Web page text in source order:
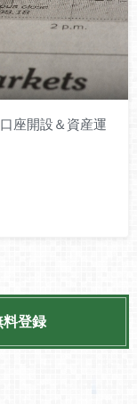
開設＆資産運
料登録